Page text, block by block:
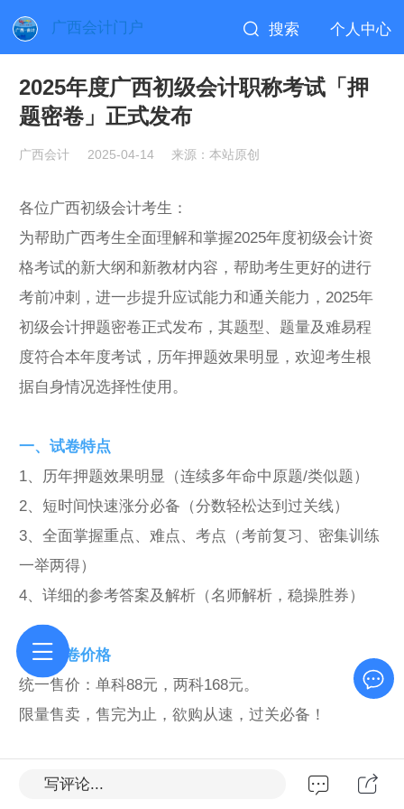
广西会计门户 搜索 个人中心
2025年度广西初级会计职称考试「押
题密卷」正式发布
广西会计 2025-04-14 来源：本站原创
各位广西初级会计考生：
为帮助广西考生全面理解和掌握2025年度初级会计资
格考试的新大纲和新教材内容，帮助考生更好的进行
考前冲刺，进一步提升应试能力和通关能力，2025年
初级会计押题密卷正式发布，其题型、题量及难易程
度符合本年度考试，历年押题效果明显，欢迎考生根
据自身情况选择性使用。
一、试卷特点
1、历年押题效果明显（连续多年命中原题/类似题）
2、短时间快速涨分必备（分数轻松达到过关线）
3、全面掌握重点、难点、考点（考前复习、密集训练
一举两得）
4、详细的参考答案及解析（名师解析，稳操胜券）
二、试卷价格
统一售价：单科88元，两科168元。
限量售卖，售完为止，欲购从速，过关必备！
三、购买入口
写评论...